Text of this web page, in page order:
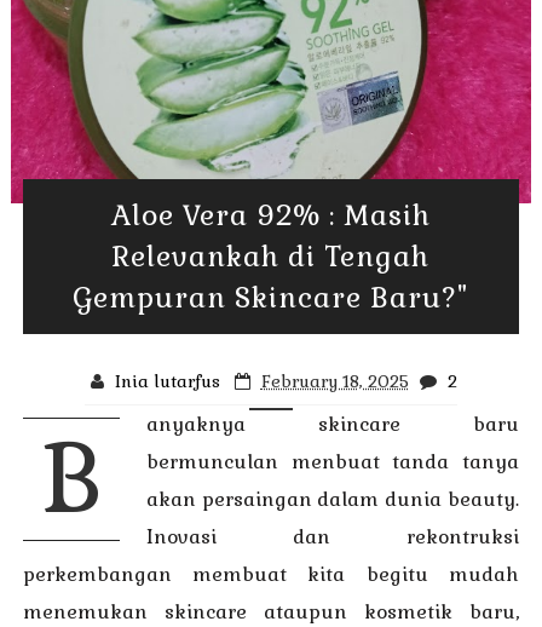
Aloe Vera 92% : Masih
Relevankah di Tengah
Gempuran Skincare Baru?"
Inia lutarfus February 18, 2025 2
B
anyaknya skincare baru
bermunculan menbuat tanda tanya
akan persaingan dalam dunia beauty.
Inovasi dan rekontruksi
perkembangan membuat kita begitu mudah
menemukan skincare ataupun kosmetik baru,